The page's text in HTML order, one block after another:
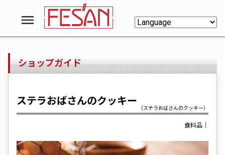
menu
ショップガイド
ステラおばさんのクッキー
（ステラおばさんのクッキー）
食料品